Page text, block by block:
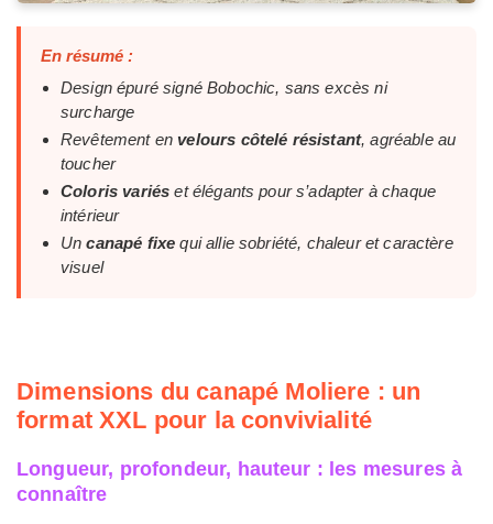
En résumé :
Design épuré signé Bobochic, sans excès ni
surcharge
Revêtement en velours côtelé résistant, agréable au
toucher
Coloris variés et élégants pour s’adapter à chaque
intérieur
Uncanapé fixe qui allie sobriété, chaleur et caractère
visuel
Dimensions du canapé Moliere : un
format XXL pour la convivialité
Longueur, profondeur, hauteur : les mesures à
connaître